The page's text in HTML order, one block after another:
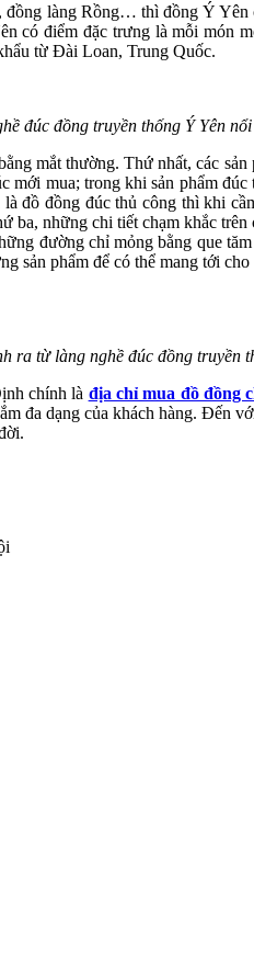
làng Rồng… thì đồng Ý
có điểm đặc trưng là mỗi món
từ Đài Loan, Trung Quốc.
đúc đồng truyền thống Ý Yên
mắt thường. Thứ nhất, các
mua; trong khi sản phẩm
đồng đúc thủ công thì khi
những chi tiết chạm khắc
đường chỉ mỏng bằng que
phẩm để có thể mang tới
từ làng nghề đúc đồng truyền
chính là địa chỉ mua đồ đồng
đa dạng của khách hàng. Đến